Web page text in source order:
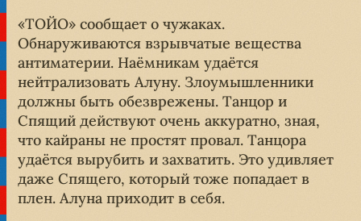
«ТОЙО» сообщает о чужаках.
Обнаруживаются взрывчатые вещества
антиматерии. Наёмникам удаётся
нейтрализовать Алуну. Злоумышленники
должны быть обезврежены. Танцор и
Спящий действуют очень аккуратно, зная,
что кайраны не простят провал. Танцора
удаётся вырубить и захватить. Это удивляет
даже Спящего, который тоже попадает в
плен. Алуна приходит в себя.